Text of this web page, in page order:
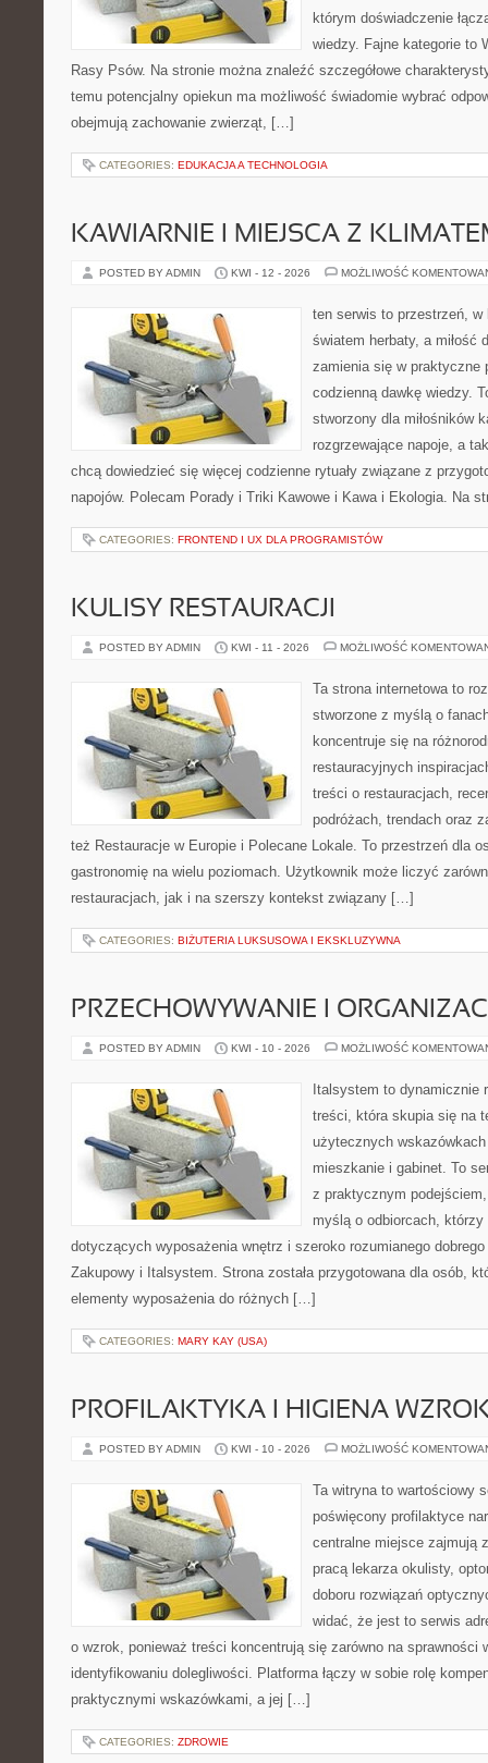
którym doświadczenie
wiedzy. Fajne kategorie to
Rasy Psów. Na stronie można znaleźć szczegółowe
temu potencjalny opiekun ma możliwość świadomie wybrać
obejmują zachowanie zwierząt, […]
CATEGORIES: EDUKACJA A TECHNOLOGIA
KAWIARNIE I MIEJSCA Z
POSTED BY ADMIN KWI - 12 - 2026 MOŻLIWOŚĆ
ten serwis to przestrzeń,
światem herbaty, a miłość
zamienia się w praktyczne
codzienną dawkę wiedzy.
stworzony dla miłośników
rozgrzewające napoje, a
chcą dowiedzieć się więcej codzienne rytuały związane z
napojów. Polecam Porady i Triki Kawowe i Kawa i Ekologia. Na
CATEGORIES: FRONTEND I UX DLA PROGRAMISTÓW
KULISY RESTAURACJI
POSTED BY ADMIN KWI - 11 - 2026 MOŻLIWOŚĆ
Ta strona internetowa to
stworzone z myślą o
koncentruje się na
restauracyjnych
treści o restauracjach,
podróżach, trendach oraz
też Restauracje w Europie i Polecane Lokale. To przestrzeń dla
gastronomię na wielu poziomach. Użytkownik może liczyć
restauracjach, jak i na szerszy kontekst związany […]
CATEGORIES: BIŻUTERIA LUKSUSOWA I EKSKLUZYWNA
PRZECHOWYWANIE I
POSTED BY ADMIN KWI - 10 - 2026 MOŻLIWOŚĆ
Italsystem to dynamicznie
treści, która skupia się na
użytecznych
mieszkanie i gabinet. To
z praktycznym
myślą o odbiorcach, którzy
dotyczących wyposażenia wnętrz i szeroko rozumianego
Zakupowy i Italsystem. Strona została przygotowana dla osób,
elementy wyposażenia do różnych […]
CATEGORIES: MARY KAY (USA)
PROFILAKTYKA I HIGIENA
POSTED BY ADMIN KWI - 10 - 2026 MOŻLIWOŚĆ
Ta witryna to wartościowy
poświęcony profilaktyce
centralne miejsce zajmują
pracą lekarza okulisty,
doboru rozwiązań
widać, że jest to serwis
o wzrok, ponieważ treści koncentrują się zarówno na sprawności
identyfikowaniu dolegliwości. Platforma łączy w sobie rolę
praktycznymi wskazówkami, a jej […]
CATEGORIES: ZDROWIE